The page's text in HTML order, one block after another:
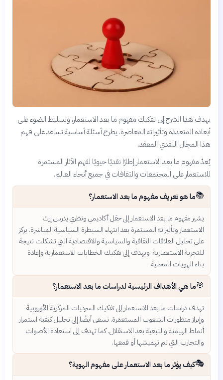
يهدف هذا الشرح إلى تفكيك مفهوم ما بعد الاستعمار، وتسليط الضوء على
أبعاده المتعددة وتأثيراته المعاصرة. يطرح أسئلة أساسية تساعد على فهم
هذا المجال النقدي المعقد.
يُعدّ مفهوم ما بعد الاستعمار إطارًا نقديًا حيويًا لفهم الآثار المستمرة
للاستعمار على المجتمعات والثقافات في جميع أنحاء العالم.
📚ما هو تعريف مفهوم ما بعد الاستعمار؟
يشير مفهوم ما بعد الاستعمار إلى حقل أكاديمي ونظري يدرس إرث
الاستعمار وتأثيراته المستمرة بعد انتهاء السيطرة السياسية المباشرة. يركز
على تحليل العلاقات الثقافية والسياسية والاقتصادية التي تشكلت نتيجة
للتجربة الاستعمارية. ويهدف إلى تفكيك الخطابات الاستعمارية وإعادة
بناء الهويات المحلية.
🎯ما هي الأهداف الرئيسية لدراسات ما بعد الاستعمار؟
تهدف دراسات ما بعد الاستعمار إلى تفكيك السرديات المركزية الأوروبية
وإبراز منظورات الشعوب المستعمَرة. تسعى أيضًا إلى تحليل كيفية استمرار
أنماط الهيمنة والتبعية بعد الاستقلال. كما تهدف إلى استعادة الأصوات
والتجارب التي تم تهميشها أو قمعها.
🎭كيف يؤثر ما بعد الاستعمار على مفهوم الهوية؟